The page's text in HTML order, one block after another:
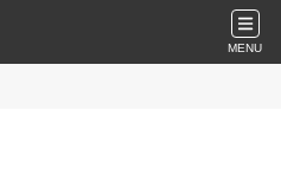
MENU